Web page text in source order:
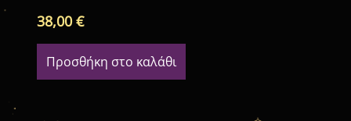
38,00€
Προσθήκη στο καλάθι